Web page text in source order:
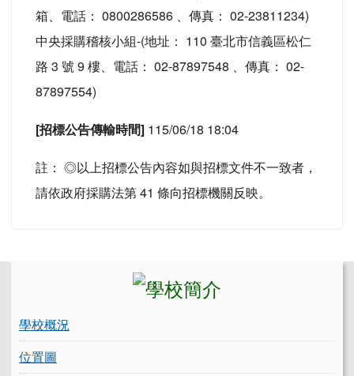
箱、電話： 0800286586 、傳真： 02-23811234)
中央採購稽核小組-(地址： 110 臺北市信義區松仁
路 3 號 9 樓、電話： 02-87897548 、傳真： 02-
87897554)
[招標公告傳輸時間] 115/06/18 18:04
註： ◎以上招標公告內容如與招標文件不一致者，
請依政府採購法第 41 條向招標機關反映。
學校概況
位置圖